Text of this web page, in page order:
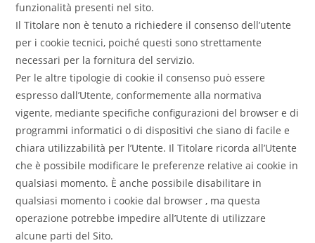
funzionalità presenti nel sito.
Il Titolare non è tenuto a richiedere il consenso dell’utente
per i cookie tecnici, poiché questi sono strettamente
necessari per la fornitura del servizio.
Per le altre tipologie di cookie il consenso può essere
espresso dall’Utente, conformemente alla normativa
vigente, mediante specifiche configurazioni del browser e di
programmi informatici o di dispositivi che siano di facile e
chiara utilizzabilità per l’Utente. Il Titolare ricorda all’Utente
che è possibile modificare le preferenze relative ai cookie in
qualsiasi momento. È anche possibile disabilitare in
qualsiasi momento i cookie dal browser , ma questa
operazione potrebbe impedire all’Utente di utilizzare
alcune parti del Sito.